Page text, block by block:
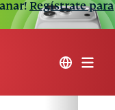
Regístrate para